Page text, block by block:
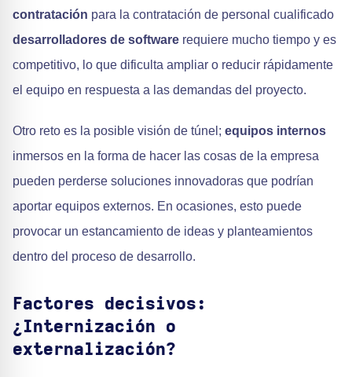
contratación para la contratación de personal cualificado
desarrolladores de software requiere mucho tiempo y es
competitivo, lo que dificulta ampliar o reducir rápidamente
el equipo en respuesta a las demandas del proyecto.
Otro reto es la posible visión de túnel; equipos internos
inmersos en la forma de hacer las cosas de la empresa
pueden perderse soluciones innovadoras que podrían
aportar equipos externos. En ocasiones, esto puede
provocar un estancamiento de ideas y planteamientos
dentro del proceso de desarrollo.
Factores decisivos:
¿Internización o
externalización?